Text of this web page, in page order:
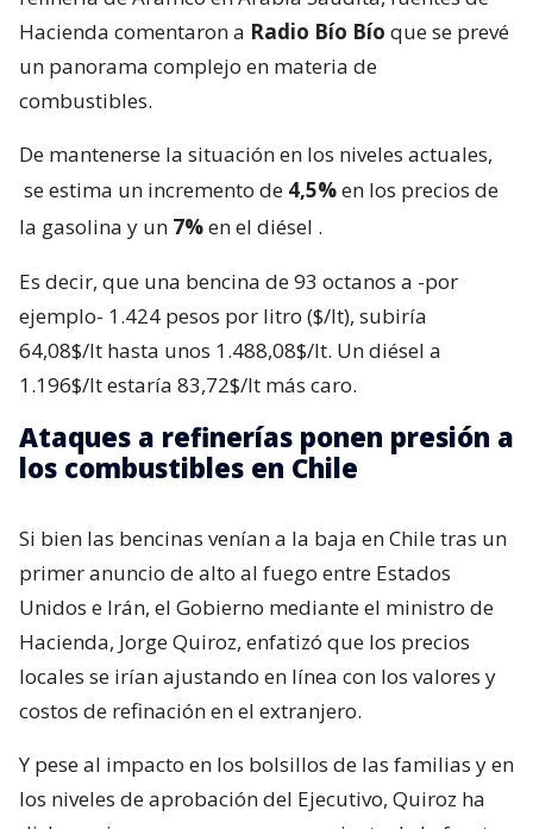
Hacienda comentaron a Radio Bío Bío que se prevé
un panorama complejo en materia de
combustibles.
De mantenerse la situación en los niveles actuales,
se estima un incremento de 4,5%en los precios de
la gasolina y un 7%en el diésel .
Es decir, que una bencina de 93 octanos a -por
ejemplo- 1.424 pesos por litro ($/lt), subiría
64,08$/lt hasta unos 1.488,08$/lt. Un diésel a
1.196$/lt estaría 83,72$/lt más caro.
Ataques a refinerías ponen presión a
los combustibles en Chile
Si bien las bencinas venían a la baja en Chile tras un
primer anuncio de alto al fuego entre Estados
Unidos e Irán, el Gobierno mediante el ministro de
Hacienda, Jorge Quiroz, enfatizó que los precios
locales se irían ajustando en línea con los valores y
costos de refinación en el extranjero.
Y pese al impacto en los bolsillos de las familias y en
los niveles de aprobación del Ejecutivo, Quiroz ha